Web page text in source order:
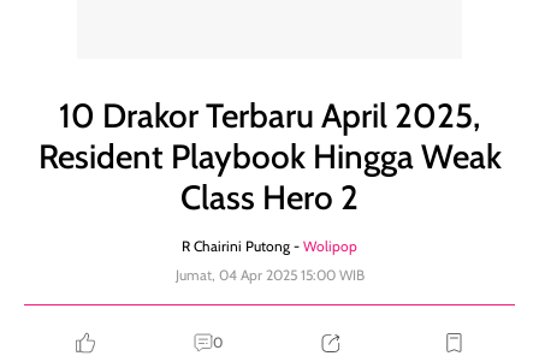
10 Drakor Terbaru April 2025,
Resident Playbook Hingga Weak
Class Hero 2
R Chairini Putong - Wolipop
Jumat, 04 Apr 2025 15:00 WIB
0